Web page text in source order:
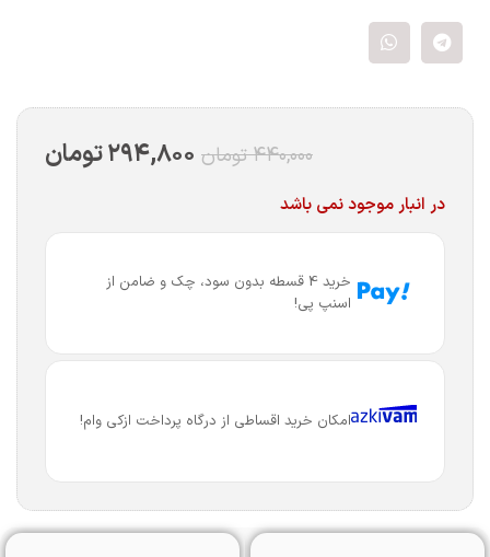
۴۴۰,۰۰۰تومان ۲۹۴,۸۰۰تومان
در انبار موجود نمی باشد
خرید 4 قسطه بدون سود، چک و ضامن از
اسنپ پی!
امکان خرید اقساطی از درگاه پرداخت ازکی وام!